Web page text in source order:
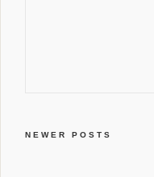
NEWER POSTS